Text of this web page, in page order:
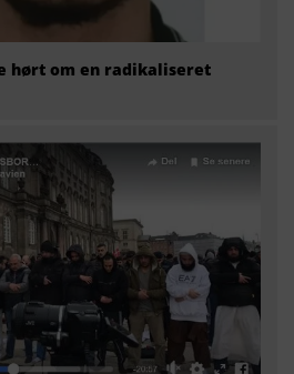
hørt om en radikaliseret